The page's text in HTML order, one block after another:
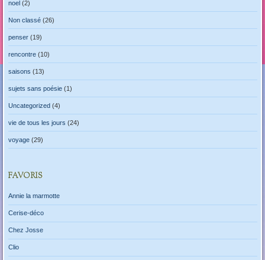
noel(2)
Non classé(26)
penser(19)
rencontre(10)
saisons (13)
sujets sans poésie(1)
Uncategorized(4)
vie de tous les jours (24)
voyage(29)
FAVORIS
Annie la marmotte
Cerise-déco
Chez Josse
Clio